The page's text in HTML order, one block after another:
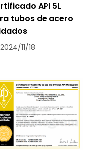
API 5L
tubos de acero
2024/11/18